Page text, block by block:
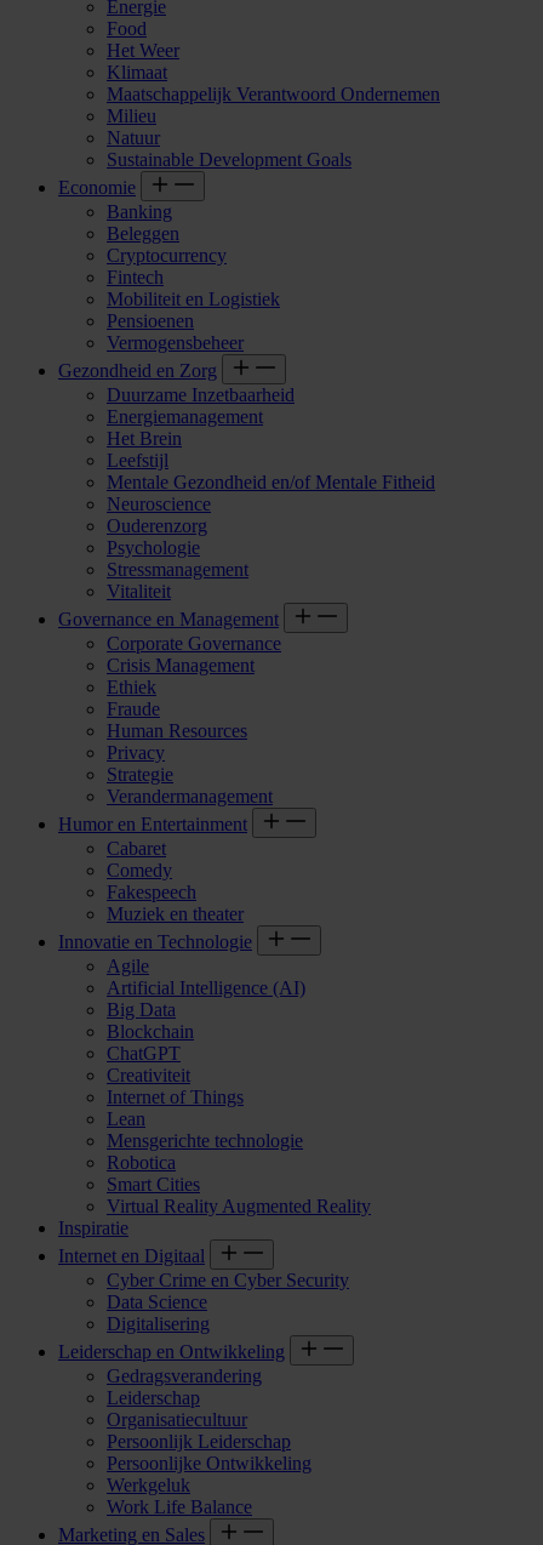
Energie
Food
Het Weer
Klimaat
Maatschappelijk Verantwoord Ondernemen
Milieu
Natuur
Sustainable Development Goals
Economie
Banking
Beleggen
Cryptocurrency
Fintech
Mobiliteit en Logistiek
Pensioenen
Vermogensbeheer
Gezondheid en Zorg
Duurzame Inzetbaarheid
Energiemanagement
Het Brein
Leefstijl
Mentale Gezondheid en/of Mentale Fitheid
Neuroscience
Ouderenzorg
Psychologie
Stressmanagement
Vitaliteit
Governance en Management
Corporate Governance
Crisis Management
Ethiek
Fraude
Human Resources
Privacy
Strategie
Verandermanagement
Humor en Entertainment
Cabaret
Comedy
Fakespeech
Muziek en theater
Innovatie en Technologie
Agile
Artificial Intelligence (AI)
Big Data
Blockchain
ChatGPT
Creativiteit
Internet of Things
Lean
Mensgerichte technologie
Robotica
Smart Cities
Virtual Reality Augmented Reality
Inspiratie
Internet en Digitaal
Cyber Crime en Cyber Security
Data Science
Digitalisering
Leiderschap en Ontwikkeling
Gedragsverandering
Leiderschap
Organisatiecultuur
Persoonlijk Leiderschap
Persoonlijke Ontwikkeling
Werkgeluk
Work Life Balance
Marketing en Sales